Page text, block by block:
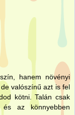
hanem növényi
valószínű azt is fel
kötni. Talán csak
és az könnyebben